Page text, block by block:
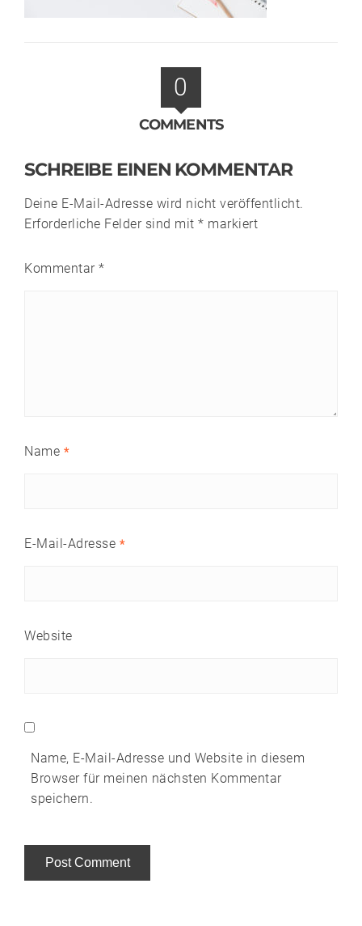
0
COMMENTS
SCHREIBE EINEN KOMMENTAR
Deine E-Mail-Adresse wird nicht veröffentlicht.
Erforderliche Felder sind mit * markiert
Kommentar *
Name *
E-Mail-Adresse *
Website
Name, E-Mail-Adresse und Website in diesem
Browser für meinen nächsten Kommentar
speichern.